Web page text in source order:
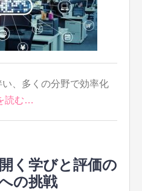
、多くの分野で効率化
読む…
く学びと評価の
の挑戦